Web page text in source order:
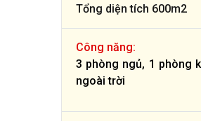
Tổng diện tích 600m2
Công năng:
3 phòng ngủ, 1 phòng
ngoài trời